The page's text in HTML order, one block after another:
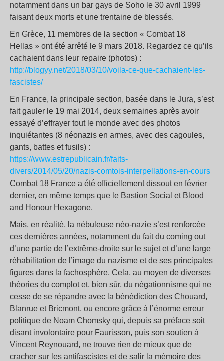
notamment dans un bar gays de Soho le 30 avril 1999
faisant deux morts et une trentaine de blessés.
En Grèce, 11 membres de la section « Combat 18
Hellas » ont été arrêté le 9 mars 2018. Regardez ce qu’ils
cachaient dans leur repaire (photos) :
http://blogyy.net/2018/03/10/voila-ce-que-cachaient-les-
fascistes/
En France, la principale section, basée dans le Jura, s’est
fait gauler le 19 mai 2014, deux semaines après avoir
essayé d’effrayer tout le monde avec des photos
inquiétantes (8 néonazis en armes, avec des cagoules,
gants, battes et fusils) :
https://www.estrepublicain.fr/faits-
divers/2014/05/20/nazis-comtois-interpellations-en-cours
Combat 18 France a été officiellement dissout en février
dernier, en même temps que le Bastion Social et Blood
and Honour Hexagone.
Mais, en réalité, la nébuleuse néo-nazie s’est renforcée
ces dernières années, notamment du fait du coming out
d’une partie de l’extrême-droite sur le sujet et d’une large
réhabilitation de l’image du nazisme et de ses principales
figures dans la fachosphère. Cela, au moyen de diverses
théories du complot et, bien sûr, du négationnisme qui ne
cesse de se répandre avec la bénédiction des Chouard,
Blanrue et Bricmont, ou encore grâce à l’énorme erreur
politique de Noam Chomsky qui, depuis sa préface soit
disant involontaire pour Faurisson, puis son soutien à
Vincent Reynouard, ne trouve rien de mieux que de
cracher sur les antifascistes et de salir la mémoire des